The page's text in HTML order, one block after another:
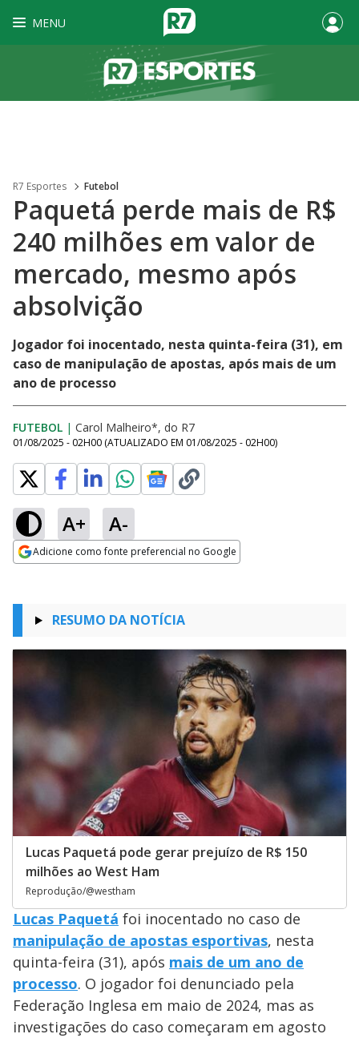
MENU
R7 Esportes Futebol
Paquetá perde mais de R$
240 milhões em valor de
mercado, mesmo após
absolvição
Jogador foi inocentado, nesta quinta-feira (31), em
caso de manipulação de apostas, após mais de um
ano de processo
FUTEBOL | Carol Malheiro*, do R7
01/08/2025 - 02H00 (ATUALIZADO EM 01/08/2025 - 02H00)
A+ A-
Adicione como fonte preferencial no Google
RESUMO DA NOTÍCIA
Lucas Paquetá pode gerar prejuízo de R$ 150
milhões ao West Ham
Reprodução/@westham
Lucas Paquetá foi inocentado no caso de
manipulação de apostas esportivas, nesta
quinta-feira (31), após mais de um ano de
processo. O jogador foi denunciado pela
Federação Inglesa em maio de 2024, mas as
investigações do caso começaram em agosto